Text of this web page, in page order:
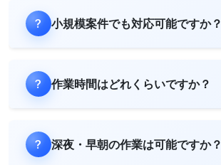
小規模案件でも対応可能ですか？
作業時間はどれくらいですか？
深夜・早朝の作業は可能ですか？